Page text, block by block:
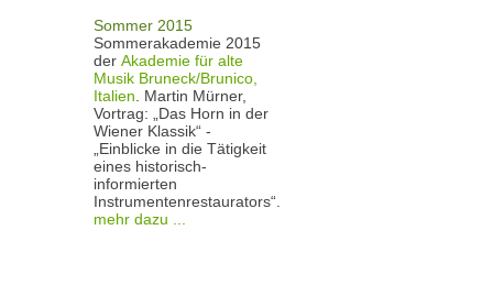
Sommer 2015
Sommerakademie 2015
der Akademie für alte
Musik Bruneck/Brunico,
Italien . Martin Mürner,
Vortrag: „Das Horn in der
Wiener Klassik“ -
„Einblicke in die Tätigkeit
eines historisch-
informierten
Instrumentenrestaurators“.
mehr dazu ...